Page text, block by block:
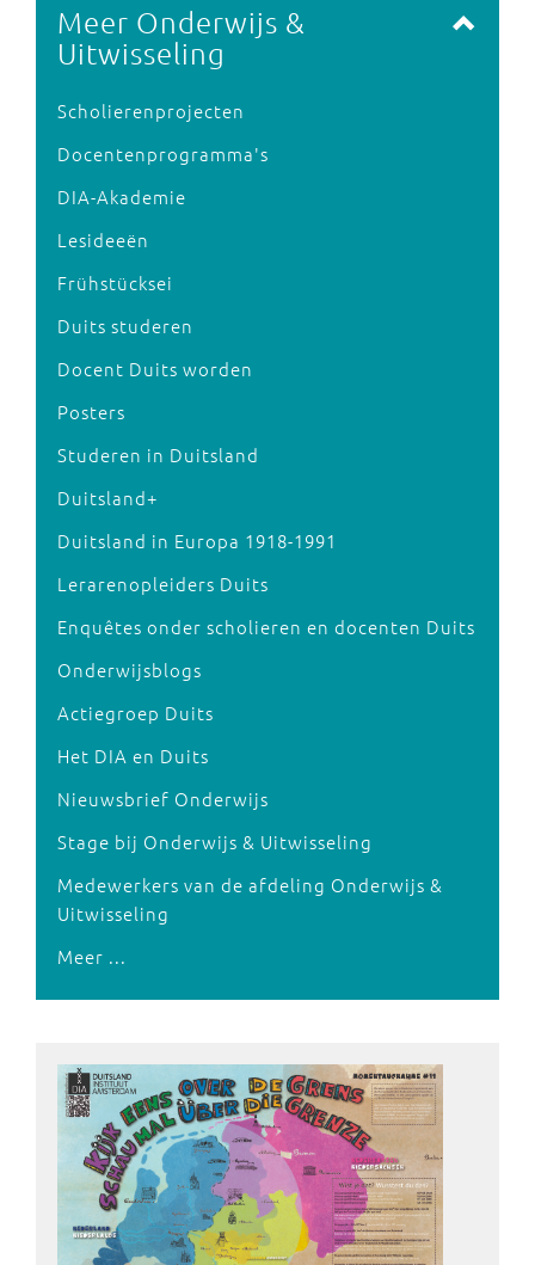
Meer Onderwijs &
Uitwisseling
Scholierenprojecten
Docentenprogramma's
DIA-Akademie
Lesideeën
Frühstücksei
Duits studeren
Docent Duits worden
Posters
Studeren in Duitsland
Duitsland+
Duitsland in Europa 1918-1991
Lerarenopleiders Duits
Enquêtes onder scholieren en docenten Duits
Onderwijsblogs
Actiegroep Duits
Het DIA en Duits
Nieuwsbrief Onderwijs
Stage bij Onderwijs & Uitwisseling
Medewerkers van de afdeling Onderwijs &
Uitwisseling
Meer ...